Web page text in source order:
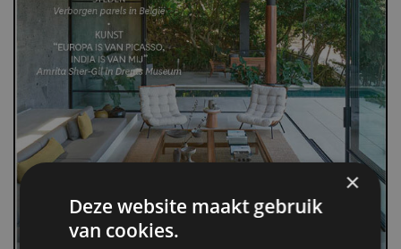
×
Deze website maakt gebruik
van cookies.